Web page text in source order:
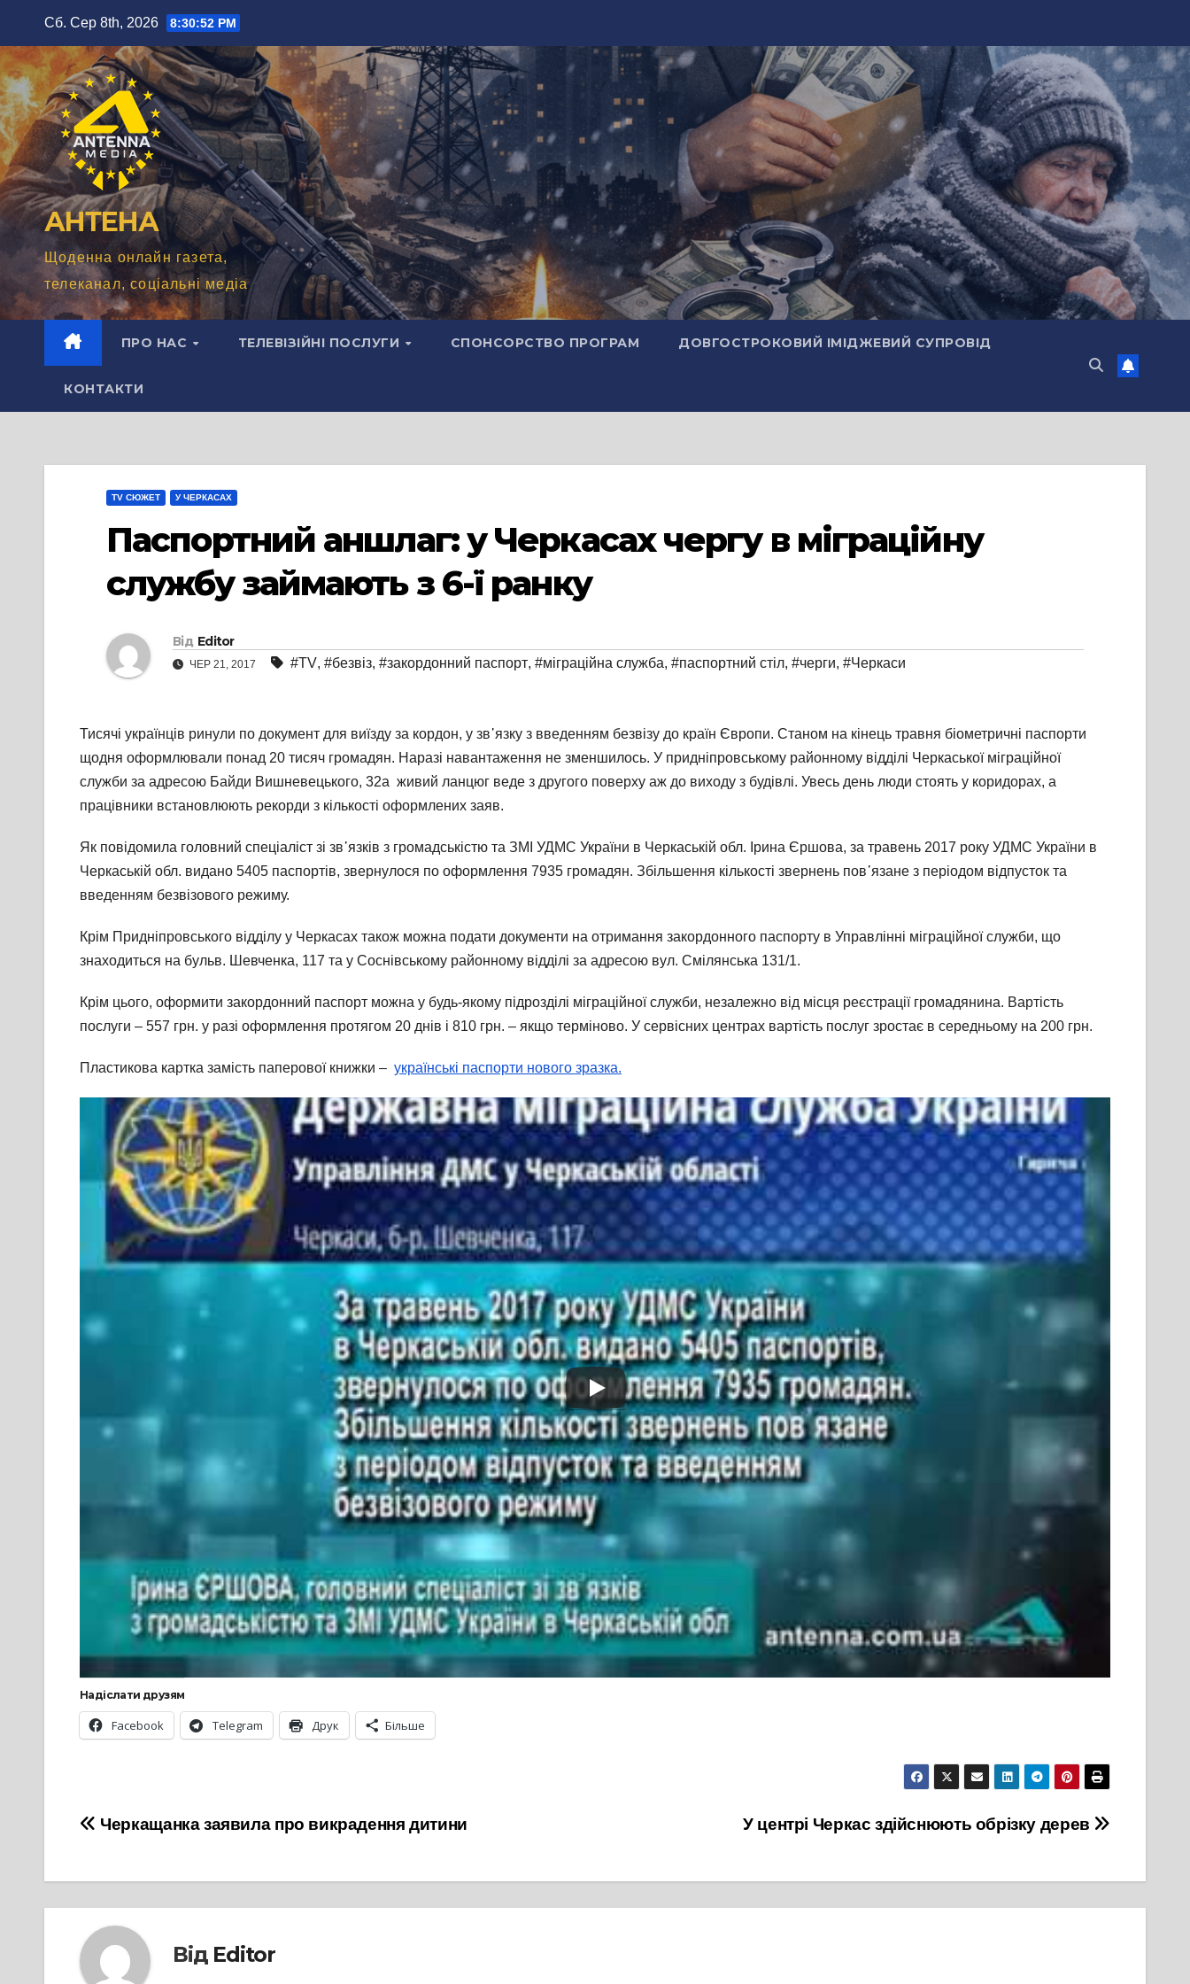
вмісту
Сб. Сер 8th, 2026 8:30:54 PM
АНТЕНА
Щоденна онлайн газета,
телеканал, соціальні медіа
ПРО НАС ТЕЛЕВІЗІЙНІ ПОСЛУГИ СПОНСОРСТВО ПРОГРАМ ДОВГОСТРОКОВИЙ ІМІДЖЕВИЙ СУПРОВІД
КОНТАКТИ
TV СЮЖЕТ У ЧЕРКАСАХ
Паспортний аншлаг: у Черкасах чергу в міграційну
службу займають з 6-ї ранку
Від Editor
ЧЕР 21, 2017 #TV, #безвіз, #закордонний паспорт, #міграційна служба, #паспортний стіл, #черги, #Черкаси
Тисячі українців ринули по документ для виїзду за кордон, у зв᾽язку з введенням безвізу до країн Європи. Станом на кінець травня біометричні паспорти
щодня оформлювали понад 20 тисяч громадян. Наразі навантаження не зменшилось. У придніпровському районному відділі Черкаської міграційної
служби за адресою Байди Вишневецького, 32а живий ланцюг веде з другого поверху аж до виходу з будівлі. Увесь день люди стоять у коридорах, а
працівники встановлюють рекорди з кількості оформлених заяв.
Як повідомила головний спеціаліст зі зв᾽язків з громадськістю та ЗМІ УДМС України в Черкаській обл. Ірина Єршова, за травень 2017 року УДМС України в
Черкаській обл. видано 5405 паспортів, звернулося по оформлення 7935 громадян. Збільшення кількості звернень пов᾽язане з періодом відпусток та
введенням безвізового режиму.
Крім Придніпровського відділу у Черкасах також можна подати документи на отримання закордонного паспорту в Управлінні міграційної служби, що
знаходиться на бульв. Шевченка, 117 та у Соснівському районному відділі за адресою вул. Смілянська 131/1.
Крім цього, оформити закордонний паспорт можна у будь-якому підрозділі міграційної служби, незалежно від місця реєстрації громадянина. Вартість
послуги – 557 грн. у разі оформлення протягом 20 днів і 810 грн. – якщо терміново. У сервісних центрах вартість послуг зростає в середньому на 200 грн.
Пластикова картка замість паперової книжки – українські паспорти нового зразка.
Надіслати друзям
Facebook Telegram Друк Більше
Навігація
У центрі Черкас здійснюють обрізку дерев
Черкащанка заявила про викрадення дитини
Від Editor